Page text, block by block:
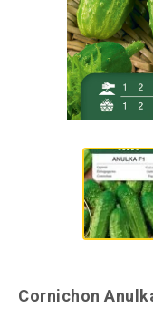
Cornichon